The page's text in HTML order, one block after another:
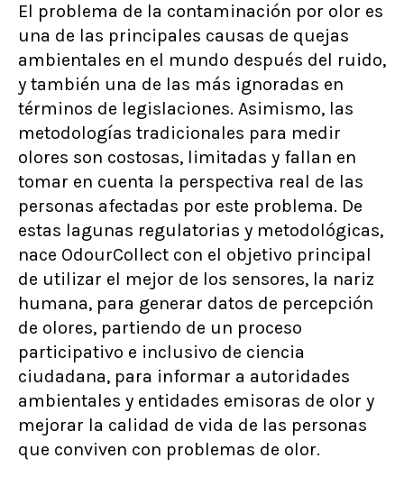
El problema de la contaminación por olor es
una de las principales causas de quejas
ambientales en el mundo después del ruido,
y también una de las más ignoradas en
términos de legislaciones. Asimismo, las
metodologías tradicionales para medir
olores son costosas, limitadas y fallan en
tomar en cuenta la perspectiva real de las
personas afectadas por este problema. De
estas lagunas regulatorias y metodológicas,
nace OdourCollect con el objetivo principal
de utilizar el mejor de los sensores, la nariz
humana, para generar datos de percepción
de olores, partiendo de un proceso
participativo e inclusivo de ciencia
ciudadana, para informar a autoridades
ambientales y entidades emisoras de olor y
mejorar la calidad de vida de las personas
que conviven con problemas de olor.